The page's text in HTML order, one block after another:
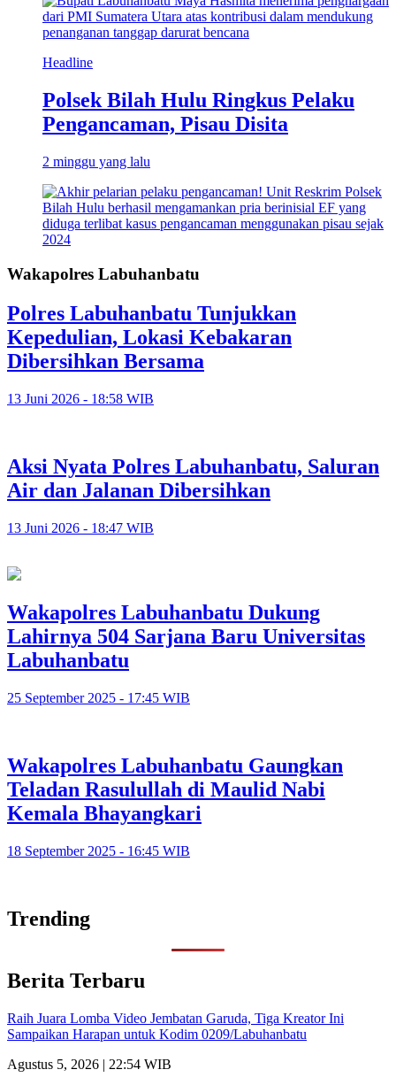
Headline
Polsek Bilah Hulu Ringkus Pelaku
Pengancaman, Pisau Disita
2 minggu yang lalu
Wakapolres Labuhanbatu
Polres Labuhanbatu Tunjukkan
Kepedulian, Lokasi Kebakaran
Dibersihkan Bersama
13 Juni 2026 - 18:58 WIB
Aksi Nyata Polres Labuhanbatu, Saluran
Air dan Jalanan Dibersihkan
13 Juni 2026 - 18:47 WIB
Wakapolres Labuhanbatu Dukung
Lahirnya 504 Sarjana Baru Universitas
Labuhanbatu
25 September 2025 - 17:45 WIB
Wakapolres Labuhanbatu Gaungkan
Teladan Rasulullah di Maulid Nabi
Kemala Bhayangkari
18 September 2025 - 16:45 WIB
Trending
Berita Terbaru
Raih Juara Lomba Video Jembatan Garuda, Tiga Kreator Ini
Sampaikan Harapan untuk Kodim 0209/Labuhanbatu
Agustus 5, 2026 | 22:54 WIB